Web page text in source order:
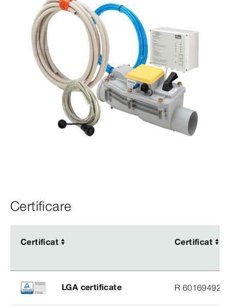
Certificare
Certificat Certificat
Certificat Certificat
LGA certificate R 60169492